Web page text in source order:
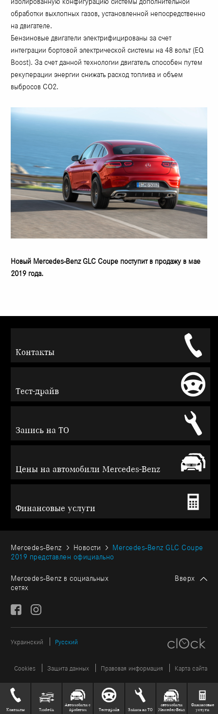
обработки выхлопных газов, установленной непосредственно
на двигателе.
Бензиновые двигатели электрифицированы за счет
интеграции бортовой электрической системы на 48 вольт (EQ
Boost). За счет данной технологии двигатель способен путем
рекуперации энергии снижать расход топлива и объем
выбросов СО2.
Новый Mercedes-Benz GLC Coupe поступит в продажу в мае
2019 года.
Контакты
Тест-драйв
Запись на ТО
Цены на автомобили Mercedes-Benz
Финансовые услуги
Контакты Trade-in
Автомобили с
пробегом
Тест-драйв Запись на ТО
Цены на
автомобили
Mercedes-Benz
Финансовые
услуги
Mercedes-Benz Новости
Mercedes-Benz GLC Coupe
2019 представлен официально
Mercedes-Benz в социальных
сетях
Вверх
Украинский Русский
Cookies Защита данных Правовая информация Карта сайта